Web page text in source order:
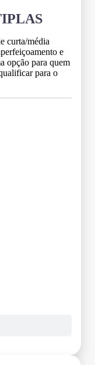
curta/média
e
opção para quem
para o